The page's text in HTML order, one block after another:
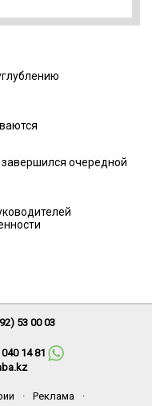
очередной
53 00 03
14 81
· Реклама
·